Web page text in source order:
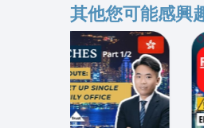
其他您可能感興